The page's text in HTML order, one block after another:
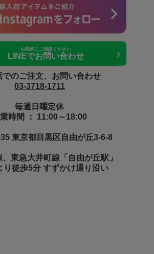
お気軽にご相談ください
LINEでお問い合わせ ›
でのご注文、お問い合わせ
03-3718-1711
毎週日曜定休
時間 ： 11:00～18:00
東京都目黒区自由が丘3-6-8
東急大井町線「自由が丘駅」
り徒歩5分 すずかけ通り沿い